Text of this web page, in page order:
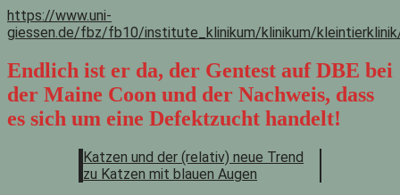
https://www.uni-
giessen.de/fbz/fb10/institute_klinikum/klinikum/
Endlich ist er da, der Gentest auf DBE bei
der Maine Coon und der Nachweis, dass
es sich um eine Defektzucht handelt!
Katzen und der (relativ) neue Trend
zu Katzen mit blauen Augen